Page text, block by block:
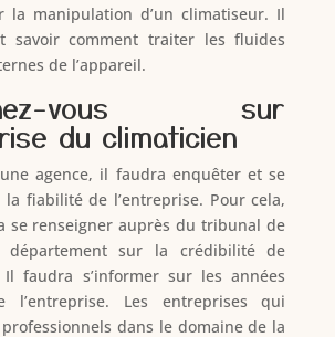
la manipulation d’un climatiseur. Il
savoir comment traiter les fluides
de l’appareil.
vous sur
du climaticien
agence, il faudra enquêter et se
fiabilité de l’entreprise. Pour cela,
se renseigner auprès du tribunal de
département sur la crédibilité de
Il faudra s’informer sur les années
l’entreprise. Les entreprises qui
dans le domaine de la